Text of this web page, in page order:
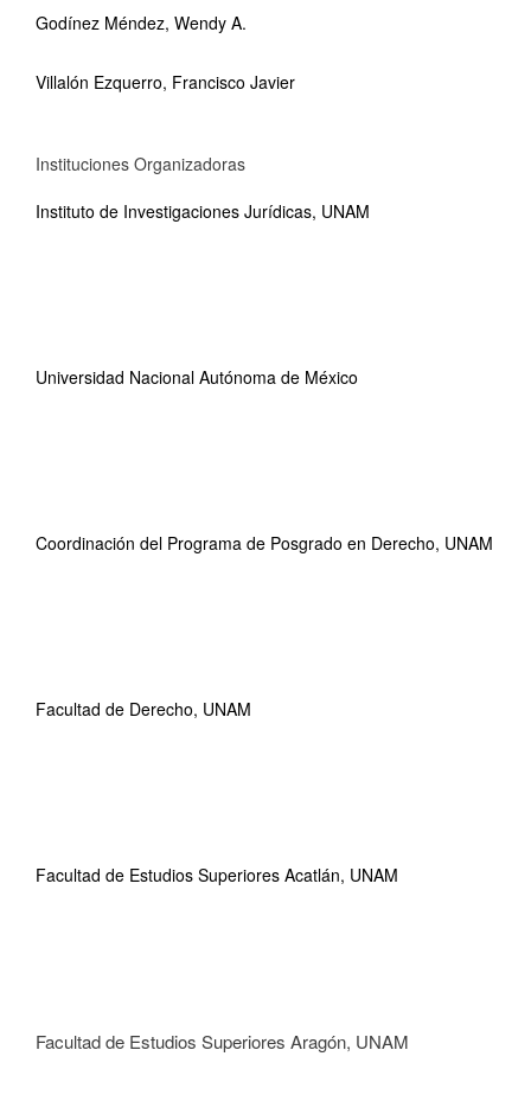
Godínez Méndez, Wendy A.
Villalón Ezquerro, Francisco Javier
Instituciones Organizadoras
Instituto de Investigaciones Jurídicas, UNAM
Universidad Nacional Autónoma de México
Coordinación del Programa de Posgrado en Derecho, UNAM
Facultad de Derecho, UNAM
Facultad de Estudios Superiores Acatlán, UNAM
Facultad de Estudios Superiores Aragón, UNAM